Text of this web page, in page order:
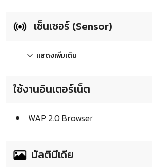
เซ็นเซอร์ (Sensor)
แสดงเพิ่มเติม
ใช้งานอินเตอร์เน็ต
WAP 2.0 Browser
มัลติมีเดีย